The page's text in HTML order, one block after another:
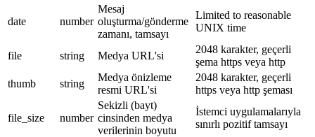
date number
Mesaj
oluşturma/gönderme
zamanı, tamsayı
Limited to reasonable
UNIX time
file string Medya URL'si
2048 karakter, geçerli
şema https veya http
thumb
string
Medya önizleme
resmi URL'si
2048 karakter, geçerli
https veya http şeması
file_size number
Sekizli (bayt)
cinsinden medya
verilerinin boyutu
İstemci uygulamalarıyla
sınırlı pozitif tamsayı